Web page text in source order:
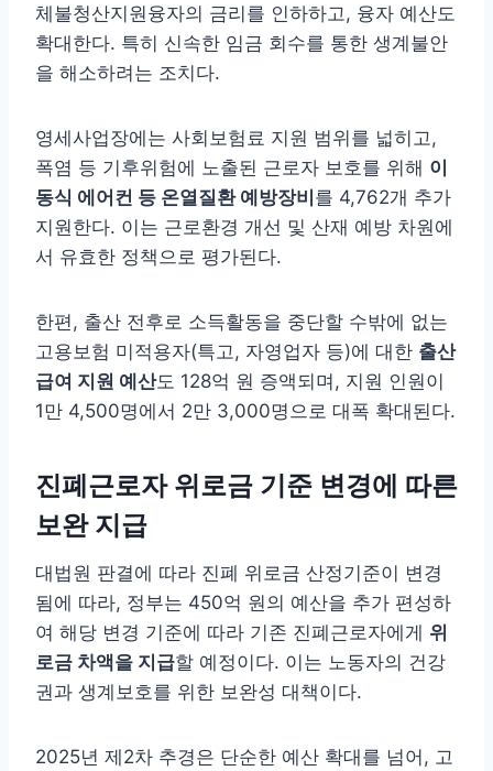
체불청산지원융자의 금리를 인하하고, 융자 예산도
확대한다. 특히 신속한 임금 회수를 통한 생계불안
을 해소하려는 조치다.
영세사업장에는 사회보험료 지원 범위를 넓히고,
폭염 등 기후위험에 노출된 근로자 보호를 위해 이
동식 에어컨 등 온열질환 예방장비를 4,762개 추가
지원한다. 이는 근로환경 개선 및 산재 예방 차원에
서 유효한 정책으로 평가된다.
한편, 출산 전후로 소득활동을 중단할 수밖에 없는
고용보험 미적용자(특고, 자영업자 등)에 대한 출산
급여 지원 예산도 128억 원 증액되며, 지원 인원이
1만 4,500명에서 2만 3,000명으로 대폭 확대된다.
진폐근로자 위로금 기준 변경에 따른
보완 지급
대법원 판결에 따라 진폐 위로금 산정기준이 변경
됨에 따라, 정부는 450억 원의 예산을 추가 편성하
여 해당 변경 기준에 따라 기존 진폐근로자에게 위
로금 차액을 지급할 예정이다. 이는 노동자의 건강
권과 생계보호를 위한 보완성 대책이다.
2025년 제2차 추경은 단순한 예산 확대를 넘어, 고